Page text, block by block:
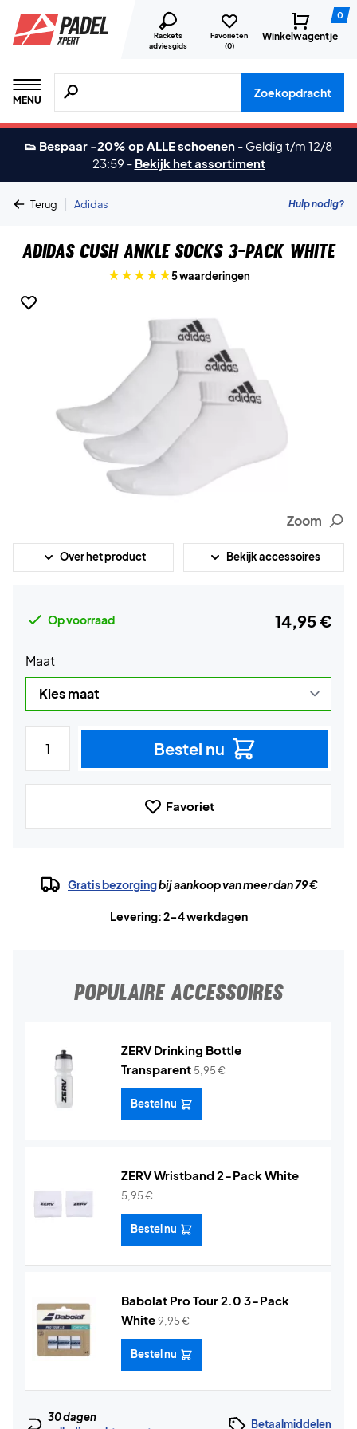
Rackets
adviesgids
Favorieten
(0)
0
Winkelwagentje
MENU
Zoeken naar producten, merken etc.
Zoekopdracht
👟 Bespaar -20% op ALLE schoenen - Geldig t/m 12/8
23:59 - Bekijk het assortiment
Terug | Adidas Hulp nodig?
Adidas Cush Ankle Socks 3-pack White
5 waarderingen
Zoom
Over het product Bekijk accessoires
Op voorraad 14,95 €
Maat
Bestel nu
Favoriet
Gratis bezorgingbij aankoop van meer dan 79 €
Levering: 2-4 werkdagen
POPULAIRE ACCESSOIRES
ZERV Drinking Bottle
Transparent 5,95€
Bestel nu
ZERV Wristband 2-Pack White
5,95€
Bestel nu
Babolat Pro Tour 2.0 3-Pack
White9,95€
Bestel nu
30 dagen
Betaalmiddelen